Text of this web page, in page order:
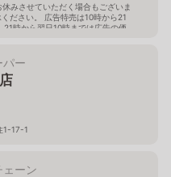
みさせていただく場合もございま
ださい。 広告特売は10時から21
21時から翌日10時までは広告の価
パー
1-17-1
ーン